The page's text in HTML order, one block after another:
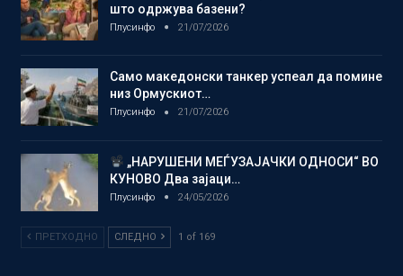
што одржува базени?
Плусинфо 21/07/2026
Само македонски танкер успеал да помине
низ Ормускиот…
Плусинфо 21/07/2026
„НАРУШЕНИ МЕЃУЗАЈАЧКИ ОДНОСИ“ ВО
КУНОВО Два зајаци…
Плусинфо 24/05/2026
ПРЕТХОДНО СЛЕДНО 1 of 169